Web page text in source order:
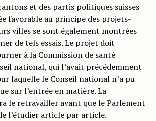
et des partis politiques suisses
favorable au principe des projets-
villes se sont également montrées
de tels essais. Le projet doit
à la Commission de santé
national, qui l’avait précédemment
laquelle le Conseil national n’a pu
sur l’entrée en matière. La
le retravailler avant que le Parlement
l’étudier article par article.